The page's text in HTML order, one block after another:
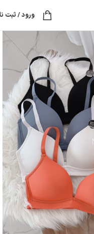
ورود / ثبت